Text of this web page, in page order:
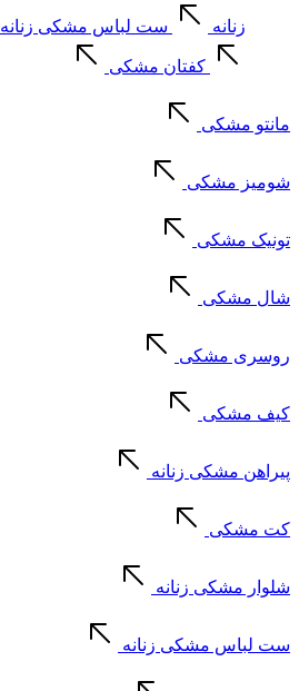
زنانه ست لباس مشکی زنانه
کفتان مشکی
مانتو مشکی
شومیز مشکی
تونیک مشکی
شال مشکی
روسری مشکی
کیف مشکی
پیراهن مشکی زنانه
کت مشکی
شلوار مشکی زنانه
ست لباس مشکی زنانه